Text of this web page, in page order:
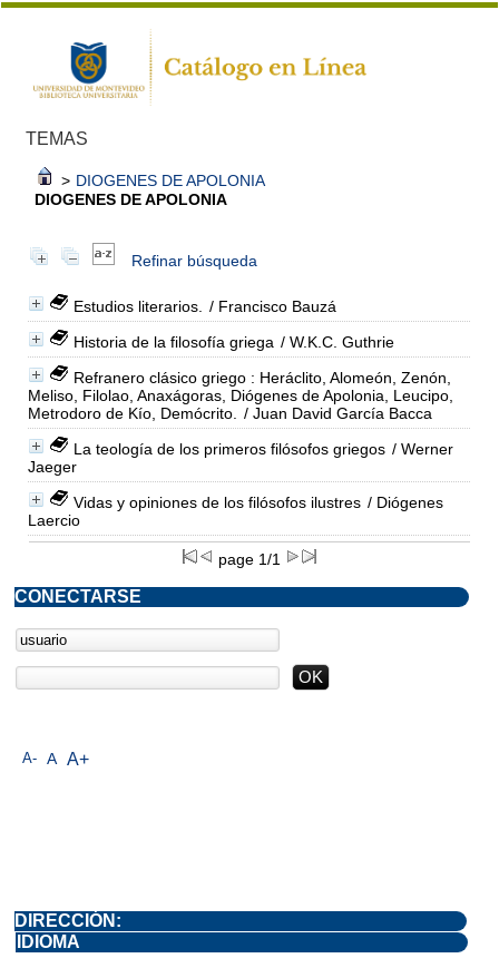
TEMAS
> DIOGENES DE APOLONIA
DIOGENES DE APOLONIA
Refinar búsqueda
Estudios literarios.
/ Francisco Bauzá
Historia de la filosofía griega / W.K.C. Guthrie
Refranero clásico griego : Heráclito, Alomeón, Zenón,
Meliso, Filolao, Anaxágoras, Diógenes de Apolonia, Leucipo,
Metrodoro de Kío, Demócrito.
/ Juan David García Bacca
La teología de los primeros filósofos griegos / Werner
Jaeger
Vidas y opiniones de los filósofos ilustres / Diógenes
Laercio
page 1/1
A- A A+
CONECTARSE
DIRECCIÓN:
IDIOMA